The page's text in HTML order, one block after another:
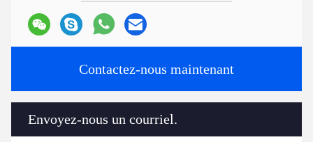
Contactez-nous maintenant
Envoyez-nous un courriel.